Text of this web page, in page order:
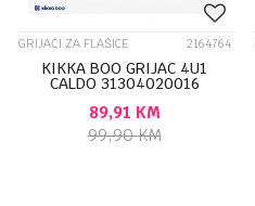
GRIJAČI ZA FLAŠICE 2164764
KIKKA BOO GRIJAC 4U1
CALDO 31304020016
89,91 KM
99,90KM